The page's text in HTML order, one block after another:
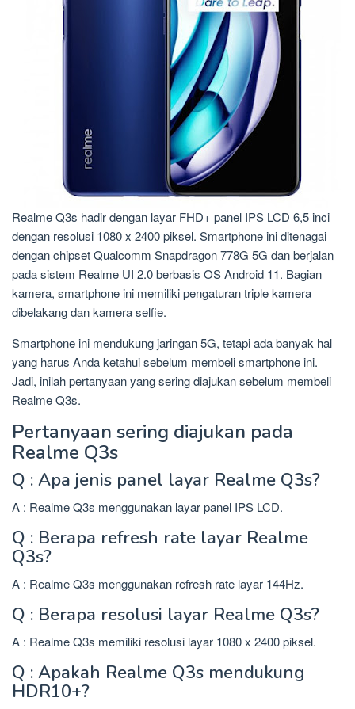
Realme Q3s hadir dengan layar FHD+ panel IPS LCD 6,5 inci
dengan resolusi 1080 x 2400 piksel. Smartphone ini ditenagai
dengan chipset Qualcomm Snapdragon 778G 5G dan berjalan
pada sistem Realme UI 2.0 berbasis OS Android 11. Bagian
kamera, smartphone ini memiliki pengaturan triple kamera
dibelakang dan kamera selfie.
Smartphone ini mendukung jaringan 5G, tetapi ada banyak hal
yang harus Anda ketahui sebelum membeli smartphone ini.
Jadi, inilah pertanyaan yang sering diajukan sebelum membeli
Realme Q3s.
Pertanyaan sering diajukan pada
Realme Q3s
Q : Apa jenis panel layar Realme Q3s?
A : Realme Q3s menggunakan layar panel IPS LCD.
Q : Berapa refresh rate layar Realme
Q3s?
A : Realme Q3s menggunakan refresh rate layar 144Hz.
Q : Berapa resolusi layar Realme Q3s?
A : Realme Q3s memiliki resolusi layar 1080 x 2400 piksel.
Q : Apakah Realme Q3s mendukung
HDR10+?